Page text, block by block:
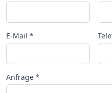
E-Mail *
Anfrage *